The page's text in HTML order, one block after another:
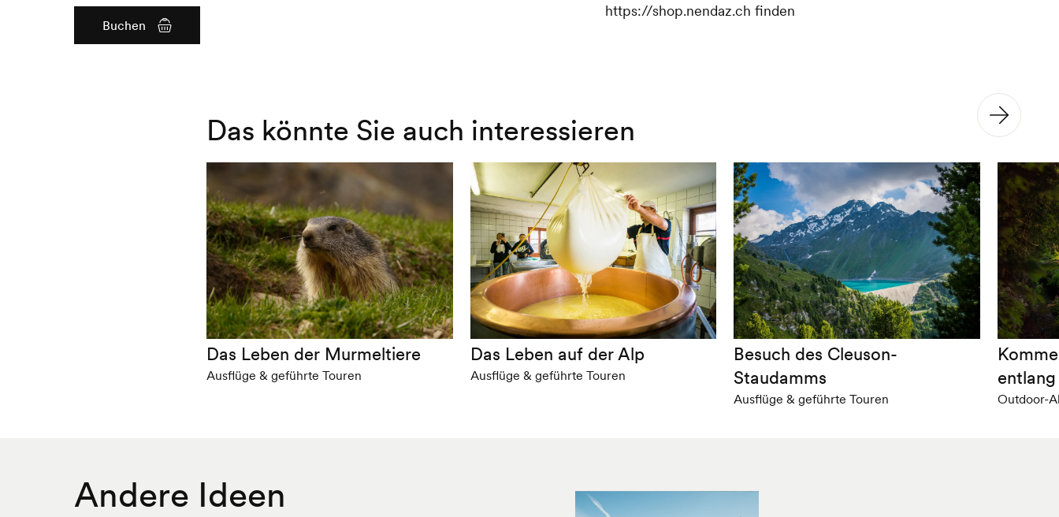
Buchen
https://shop.nendaz.ch finden
Das könnte Sie auch interessieren
Das Leben der Murmeltiere
Ausflüge & geführte Touren
Das Leben auf der Alp
Ausflüge & geführte Touren
Besuch des Cleuson-
Staudamms
Ausflüge & geführte Touren Outdoor-
Andere Ideen